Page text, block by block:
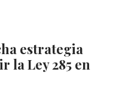
estrategia
la Ley 285 en